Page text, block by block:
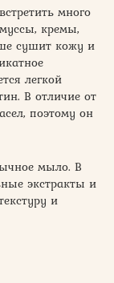
много
кремы,
сушит кожу и
легкой
В отличие от
поэтому он
мыло. В
экстракты и
и